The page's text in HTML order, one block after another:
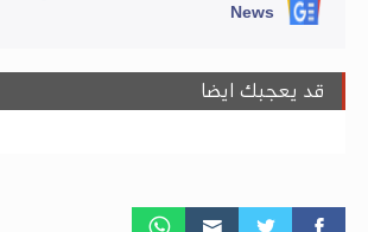
News
قد يعجبك ايضا